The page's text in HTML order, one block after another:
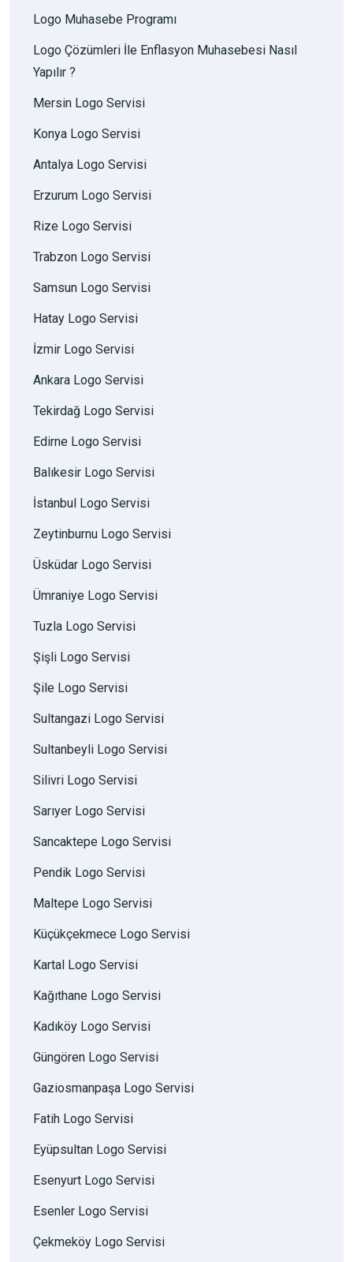
Logo Muhasebe Programı
Logo Çözümleri İle Enflasyon Muhasebesi Nasıl
Yapılır ?
Mersin Logo Servisi
Konya Logo Servisi
Antalya Logo Servisi
Erzurum Logo Servisi
Rize Logo Servisi
Trabzon Logo Servisi
Samsun Logo Servisi
Hatay Logo Servisi
İzmir Logo Servisi
Ankara Logo Servisi
Tekirdağ Logo Servisi
Edirne Logo Servisi
Balıkesir Logo Servisi
İstanbul Logo Servisi
Zeytinburnu Logo Servisi
Üsküdar Logo Servisi
Ümraniye Logo Servisi
Tuzla Logo Servisi
Şişli Logo Servisi
Şile Logo Servisi
Sultangazi Logo Servisi
Sultanbeyli Logo Servisi
Silivri Logo Servisi
Sarıyer Logo Servisi
Sancaktepe Logo Servisi
Pendik Logo Servisi
Maltepe Logo Servisi
Küçükçekmece Logo Servisi
Kartal Logo Servisi
Kağıthane Logo Servisi
Kadıköy Logo Servisi
Güngören Logo Servisi
Gaziosmanpaşa Logo Servisi
Fatih Logo Servisi
Eyüpsultan Logo Servisi
Esenyurt Logo Servisi
Esenler Logo Servisi
Çekmeköy Logo Servisi